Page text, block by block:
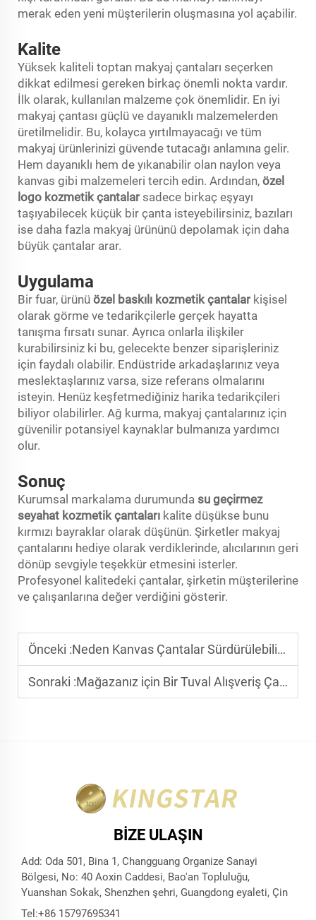
merak eden yeni müşterilerin oluşmasına yol açabilir.
Kalite
Yüksek kaliteli toptan makyaj çantaları seçerken
dikkat edilmesi gereken birkaç önemli nokta vardır.
İlk olarak, kullanılan malzeme çok önemlidir. En iyi
makyaj çantası güçlü ve dayanıklı malzemelerden
üretilmelidir. Bu, kolayca yırtılmayacağı ve tüm
makyaj ürünlerinizi güvende tutacağı anlamına gelir.
Hem dayanıklı hem de yıkanabilir olan naylon veya
kanvas gibi malzemeleri tercih edin. Ardından, özel
logo kozmetik çantalar sadece birkaç eşyayı
taşıyabilecek küçük bir çanta isteyebilirsiniz, bazıları
ise daha fazla makyaj ürününü depolamak için daha
büyük çantalar arar.
Uygulama
Bir fuar, ürünü özel baskılı kozmetik çantalar kişisel
olarak görme ve tedarikçilerle gerçek hayatta
tanışma fırsatı sunar. Ayrıca onlarla ilişkiler
kurabilirsiniz ki bu, gelecekte benzer siparişleriniz
için faydalı olabilir. Endüstride arkadaşlarınız veya
meslektaşlarınız varsa, size referans olmalarını
isteyin. Henüz keşfetmediğiniz harika tedarikçileri
biliyor olabilirler. Ağ kurma, makyaj çantalarınız için
güvenilir potansiyel kaynaklar bulmanıza yardımcı
olur.
Sonuç
Kurumsal markalama durumunda su geçirmez
seyahat kozmetik çantaları kalite düşükse bunu
kırmızı bayraklar olarak düşünün. Şirketler makyaj
çantalarını hediye olarak verdiklerinde, alıcılarının geri
dönüp sevgiyle teşekkür etmesini isterler.
Profesyonel kalitedeki çantalar, şirketin müşterilerine
ve çalışanlarına değer verdiğini gösterir.
Önceki :Neden Kanvas Çantalar Sürdürülebilir Markanızı Tanıtmada Önemlidir
Sonraki :Mağazanız için Bir Tuval Alışveriş Çantası Seçmeden Önce Dikkate Alınması Gerekenler
BIZE ULAŞIN
Add: Oda 501, Bina 1, Changguang Organize Sanayi
Bölgesi, No: 40 Aoxin Caddesi, Bao'an Topluluğu,
Yuanshan Sokak, Shenzhen şehri, Guangdong eyaleti, Çin
Tel:+86 15797695341